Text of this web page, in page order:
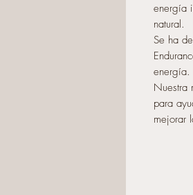
energía
natural.
Se ha
energía.
Nuestra
para
mejorar